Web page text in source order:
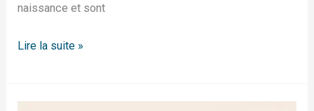
naissance et sont
Lire la suite »